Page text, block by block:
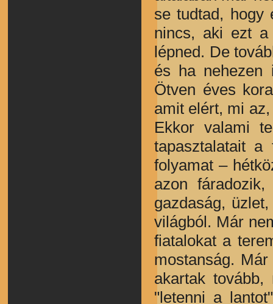
se tudtad, hogy
nincs, aki ezt a
lépned. De
és ha nehezen
Ötven éves
amit elért, mi
Ekkor valami
tapasztalatait a
folyamat –
azon
gazdaság,
világból. Már
fiatalokat a
mostanság.
akartak
"letenni a